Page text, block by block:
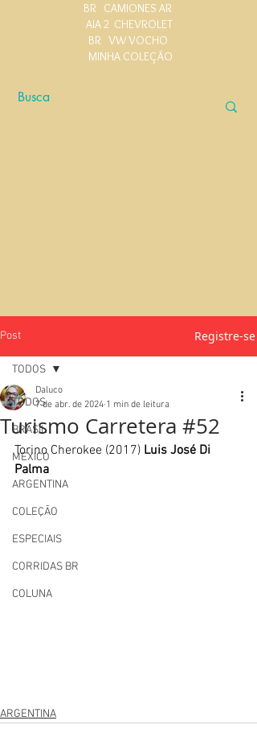
BR CAMIONES AR
AIA 2 CHEVROLET
BR VW VOCHO
MINHA COLEÇÃO
Post Registre-se
TODOS
BRASIL
MEXICO
ARGENTINA
COLEÇÃO
ESPECIAIS
CORRIDAS BR
COLUNA
TODOS
Turismo Carretera #52
Daluco
7 de abr. de 2024 1 min de leitura
Torino Cherokee (2017) Luis José Di
Palma
ARGENTINA